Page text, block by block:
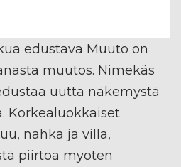
edustava Muuto on
muutos. Nimekäs
uutta näkemystä
Korkealuokkaiset
nahka ja villa,
piirtoa myöten